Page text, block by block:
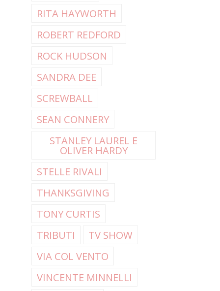
RITA HAYWORTH
ROBERT REDFORD
ROCK HUDSON
SANDRA DEE
SCREWBALL
SEAN CONNERY
STANLEY LAUREL E
OLIVER HARDY
STELLE RIVALI
THANKSGIVING
TONY CURTIS
TRIBUTI
TV SHOW
VIA COL VENTO
VINCENTE MINNELLI